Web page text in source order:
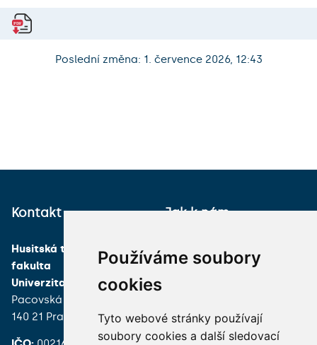
Používáme soubory
cookies
Tyto webové stránky používají
soubory cookies a další sledovací
Poslední změna: 1. července 2026, 12:43
Kontakt
Husitská teologická
fakulta
Univerzita Karlova
Pacovská 350/4
140 21 Praha 4
Jak k nám